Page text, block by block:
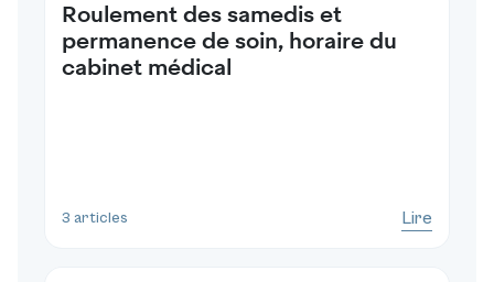
Roulement des samedis et
permanence de soin, horaire du
cabinet médical
3 articles Lire